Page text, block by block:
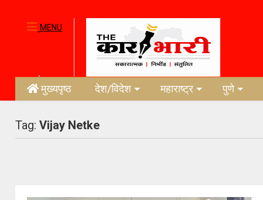
MENU
मुख्यपृष्ठ देश/विदेश महाराष्ट्र पुणे
Tag:Vijay Netke